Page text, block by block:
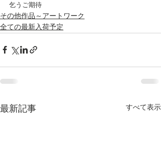
乞うご期待
その他作品～アートワーク
全ての最新入荷予定
最新記事 すべて表示